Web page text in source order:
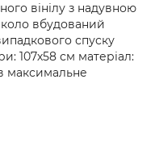
вінілу з надувною
вбудований
спуску
107х58 см матеріал:
максимальне